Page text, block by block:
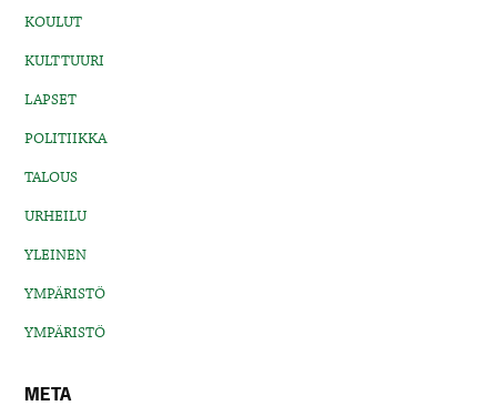
KOULUT
KULTTUURI
LAPSET
POLITIIKKA
TALOUS
URHEILU
YLEINEN
YMPÄRISTÖ
YMPÄRISTÖ
META